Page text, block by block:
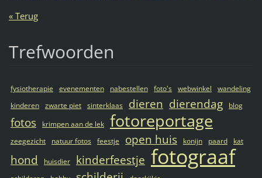
« Terug
Trefwoorden
fysiotherapie evenementen nabestellen foto's webwinkel
wandeling
kinderen zwarte piet sinterklaas dieren dierendag blog
fotos krimpen aan de lek fotoreportage
zeegezicht natuur fotos feestje open huis konijn paard kat
hond huisdier kinderfeestje fotograaf